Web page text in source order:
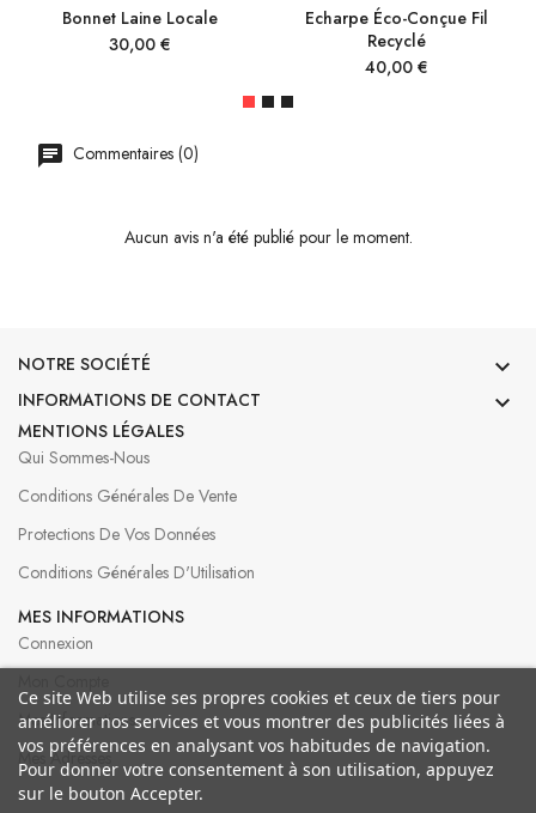
Bonnet Laine Locale
Prix
30,00 €
Echarpe Éco-Conçue Fil
Recyclé
Prix
40,00 €
Commentaires (0)
Aucun avis n'a été publié pour le moment.
NOTRE SOCIÉTÉ 
INFORMATIONS DE CONTACT 
MENTIONS LÉGALES
Qui Sommes-Nous
Conditions Générales De Vente
Protections De Vos Données
Conditions Générales D'Utilisation
MES INFORMATIONS
Connexion
Mes Informations
Mes Adresses
Ce site Web utilise ses propres cookies et ceux de tiers pour
améliorer nos services et vous montrer des publicités liées à
vos préférences en analysant vos habitudes de navigation.
Pour donner votre consentement à son utilisation, appuyez
sur le bouton Accepter.